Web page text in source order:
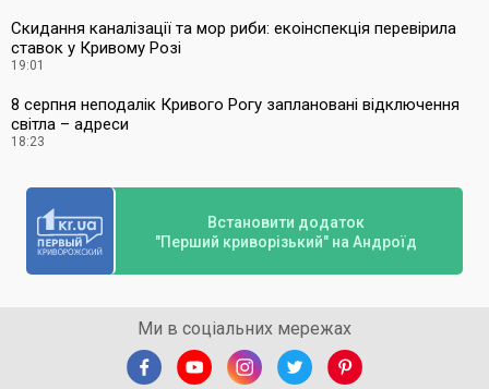
Скидання каналізації та мор риби: екоінспекція перевірила
ставок у Кривому Розі
19:01
8 серпня неподалік Кривого Рогу заплановані відключення
світла – адреси
18:23
Встановити додаток
"Перший криворізький" на Андроїд
Ми в соціальних мережах